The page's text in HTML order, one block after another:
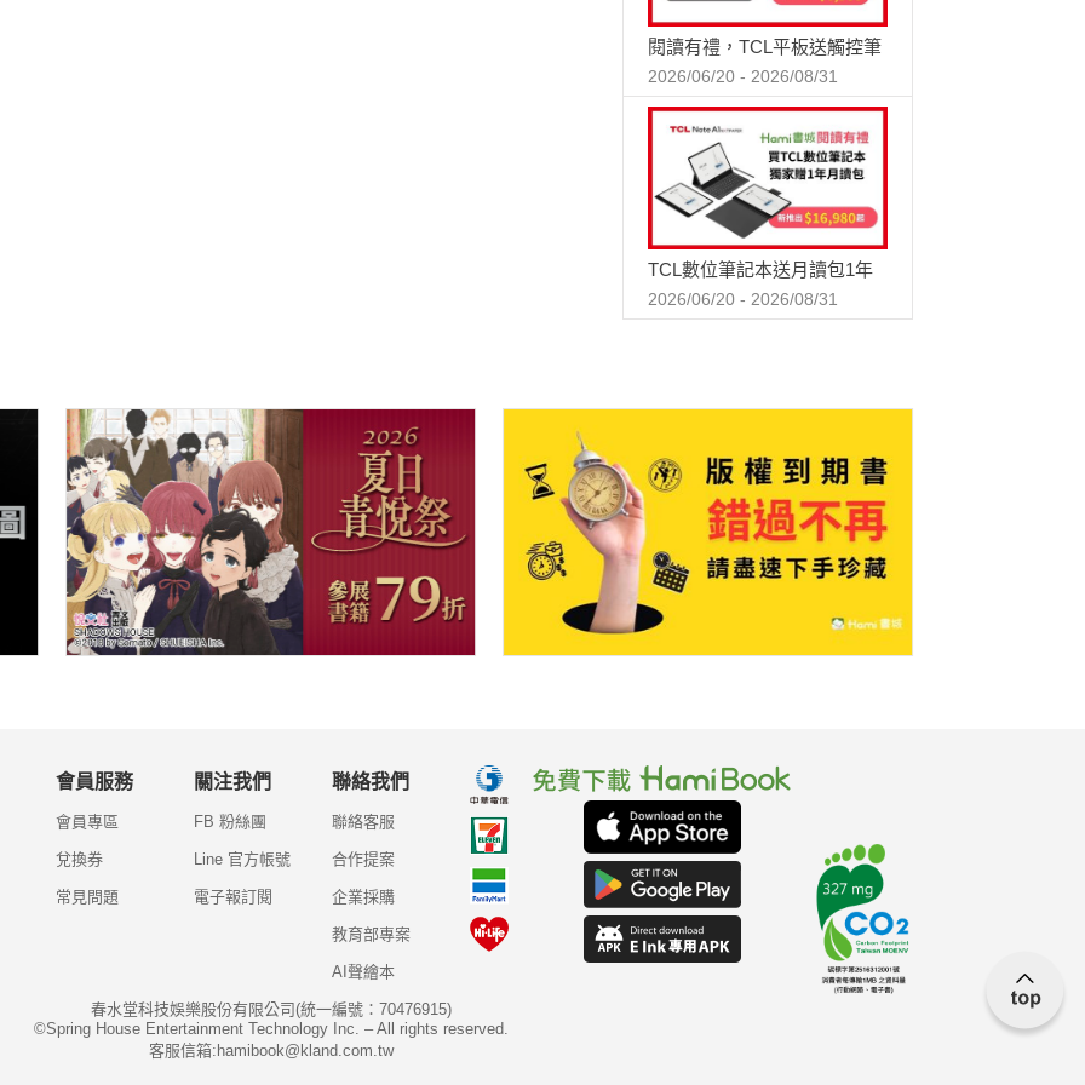
閱讀有禮，TCL平板送觸控筆
2026/06/20 - 2026/08/31
TCL數位筆記本送月讀包1年
2026/06/20 - 2026/08/31
會員服務
會員專區
兌換券
常見問題
關注我們
FB 粉絲團
Line 官方帳號
電子報訂閱
聯絡我們
聯絡客服
合作提案
企業採購
教育部專案
AI聲繪本
春水堂科技娛樂股份有限公司(統一編號：70476915)
©Spring House Entertainment Technology Inc. – All rights reserved.
客服信箱:hamibook@kland.com.tw